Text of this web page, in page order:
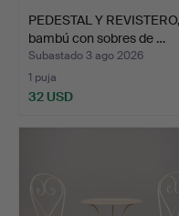
PEDESTAL Y REVISTERO,
bambú con sobres de …
Subastado 3 ago 2026
1 puja
32 USD